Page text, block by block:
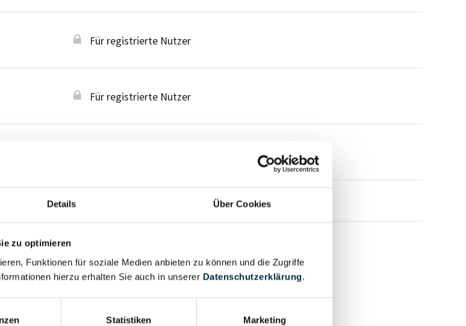
Details Über Cookies
zu optimieren
Funktionen für soziale Medien anbieten zu können und die Zugriffe
hierzu erhalten Sie auch in unserer Datenschutzerklärung.
Statistiken Marketing
Für registrierte Nutzer
Für registrierte Nutzer